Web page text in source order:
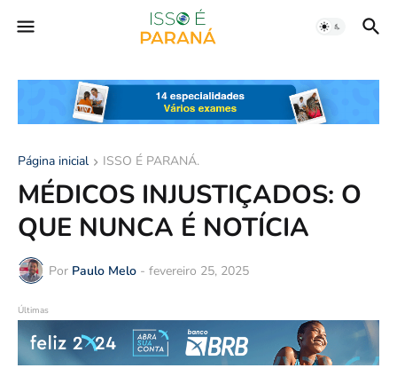
Página inicial ISSO É PARANÁ.
MÉDICOS INJUSTIÇADOS: O
QUE NUNCA É NOTÍCIA
Por Paulo Melo - fevereiro 25, 2025
Últimas